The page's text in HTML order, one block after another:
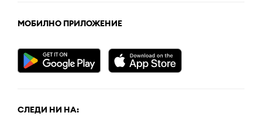
МОБИЛНО ПРИЛОЖЕНИЕ
СЛЕДИ НИ НА: